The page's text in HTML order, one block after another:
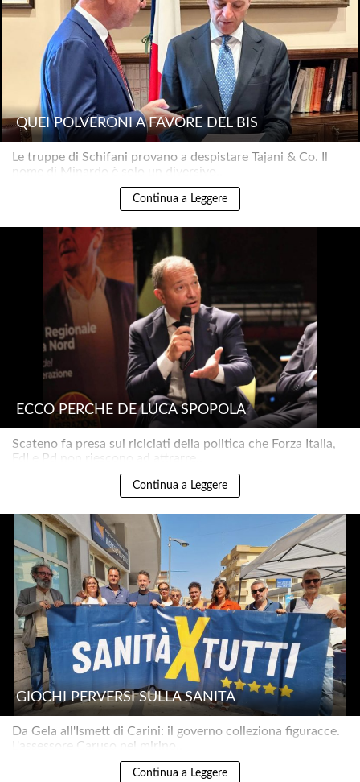
QUEI POLVERONI A FAVORE DEL BIS
Le truppe di Schifani provano a despistare Tajani & Co. Il
nome di Minardo è solo un diversivo..
Continua a Leggere
ECCO PERCHÉ DE LUCA SPOPOLA
Scateno fa presa sui riciclati della politica che Forza Italia,
FdI e Pd non riescono ad attrarre..
Continua a Leggere
GIOCHI PERVERSI SULLA SANITÀ
Da Gela all'Ismett di Carini: il governo colleziona figuracce.
L'assessore Caruso nel mirino..
Continua a Leggere